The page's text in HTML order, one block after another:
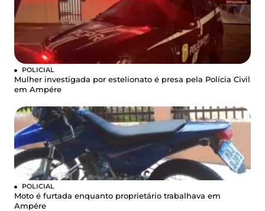
POLICIAL
Mulher investigada por estelionato é presa pela Polícia Civil
em Ampére
POLICIAL
Moto é furtada enquanto proprietário trabalhava em
Ampére